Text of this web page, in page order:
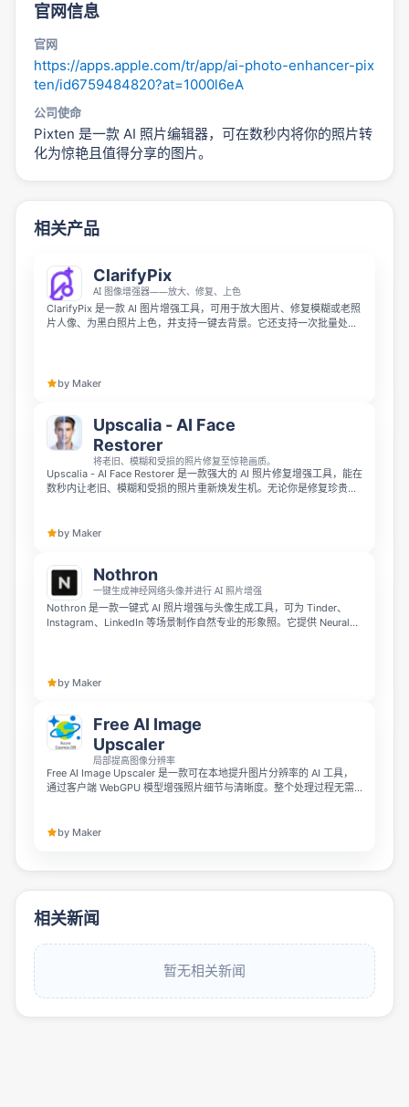
官网信息
官网
https://apps.apple.com/tr/app/ai-photo-enhancer-pix
ten/id6759484820?at=1000l6eA
公司使命
Pixten 是一款 AI 照片编辑器，可在数秒内将你的照片转
化为惊艳且值得分享的图片。
相关产品
ClarifyPix
AI 图像增强器——放大、修复、上色
ClarifyPix 是一款 AI 图片增强工具，可用于放大图片、修复模糊或老照
片人像、为黑白照片上色，并支持一键去背景。它还支持一次批量处理
by Maker
Upscalia - AI Face
Restorer
将老旧、模糊和受损的照片修复至惊艳画质。
Upscalia - AI Face Restorer 是一款强大的 AI 照片修复增强工具，能在
数秒内让老旧、模糊和受损的照片重新焕发生机。无论你是修复珍贵的
by Maker
Nothron
一键生成神经网络头像并进行 AI 照片增强
Nothron 是一款一键式 AI 照片增强与头像生成工具，可为 Tinder、
Instagram、LinkedIn 等场景制作自然专业的形象照。它提供 Neural
除。by Maker
Free AI Image
Upscaler
局部提高图像分辨率
Free AI Image Upscaler 是一款可在本地提升图片分辨率的 AI 工具，
通过客户端 WebGPU 模型增强照片细节与清晰度。整个处理过程无需
by Maker
相关新闻
暂无相关新闻